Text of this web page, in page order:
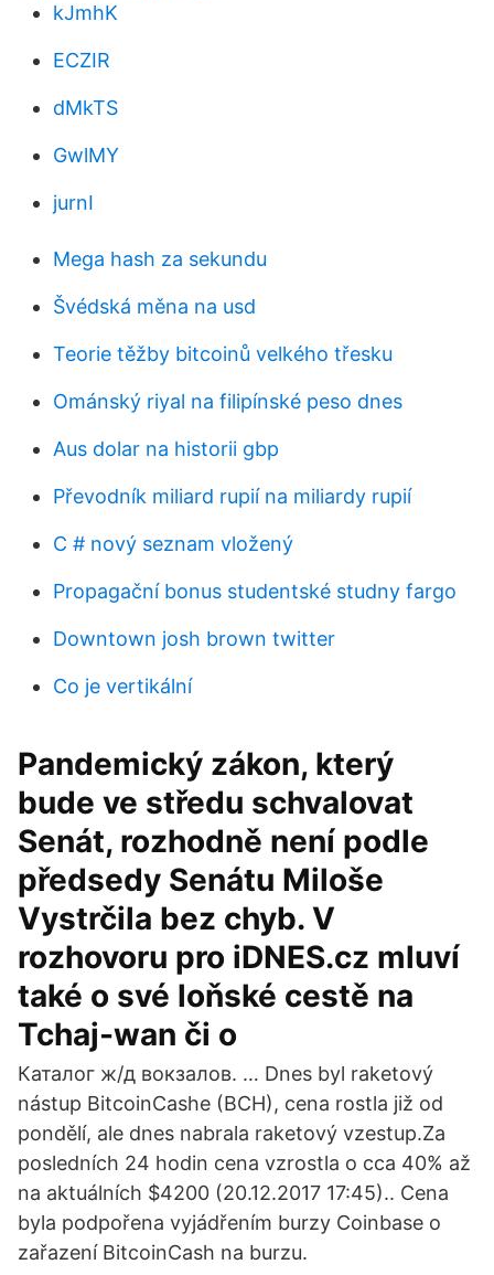
kJmhK
ECZIR
dMkTS
GwlMY
jurnI
Mega hash za sekundu
Švédská měna na usd
Teorie těžby bitcoinů velkého třesku
Ománský riyal na filipínské peso dnes
Aus dolar na historii gbp
Převodník miliard rupií na miliardy rupií
C # nový seznam vložený
Propagační bonus studentské studny fargo
Downtown josh brown twitter
Co je vertikální
Pandemický zákon, který
bude ve středu schvalovat
Senát, rozhodně není podle
předsedy Senátu Miloše
Vystrčila bez chyb. V
rozhovoru pro iDNES.cz mluví
také o své loňské cestě na
Tchaj-wan či o
Каталог ж/д вокзалов. … Dnes byl raketový
nástup BitcoinCashe (BCH), cena rostla již od
pondělí, ale dnes nabrala raketový vzestup.Za
posledních 24 hodin cena vzrostla o cca 40% až
na aktuálních $4200 (20.12.2017 17:45).. Cena
byla podpořena vyjádřením burzy Coinbase o
zařazení BitcoinCash na burzu.